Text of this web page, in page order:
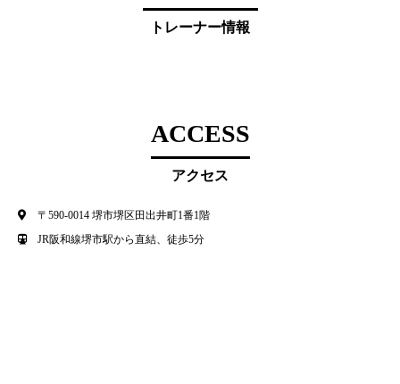
トレーナー情報
ACCESS
アクセス
〒590-0014 堺市堺区田出井町1番1階
JR阪和線堺市駅から直結、徒歩5分